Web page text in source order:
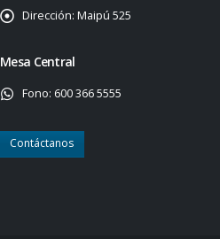
Dirección: Maipú 525
Mesa Central
Fono: 600 366 5555
Contáctanos